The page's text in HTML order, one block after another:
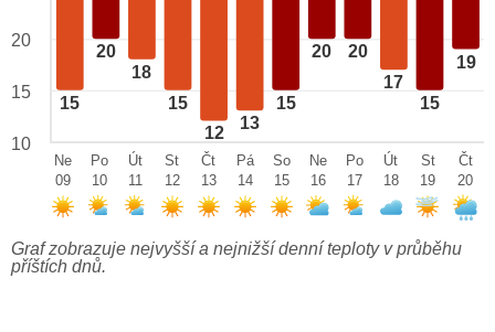
15
20
18
15
12
13
15
20 20
17
15
19
20
15
10
Ne
09
Po
10
Út
11
St
12
Čt
13
Pá
14
So
15
Ne
16
Po
17
Út
18
St
19
Čt
20
Graf zobrazuje nejvyšší a nejnižší denní teploty v průběhu
příštích dnů.